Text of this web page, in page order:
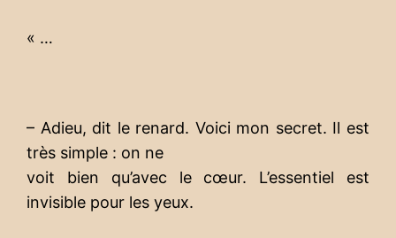
« …
– Adieu, dit le renard. Voici mon secret. Il est
très simple : on ne
voit bien qu’avec le cœur. L’essentiel est
invisible pour les yeux.